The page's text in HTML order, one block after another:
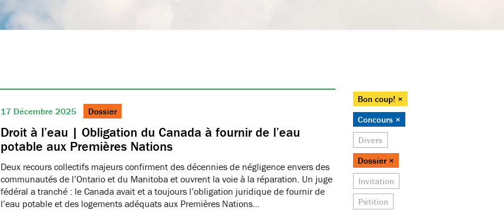
17 Décembre 2025 Dossier
Droit à l’eau | Obligation du Canada à fournir de l’eau
potable aux Premières Nations
Deux recours collectifs majeurs confirment des décennies de négligence envers des
communautés de l’Ontario et du Manitoba et ouvrent la voie à la réparation. Un juge
fédéral a tranché : le Canada avait et a toujours l’obligation juridique de fournir de
l’eau potable et des logements adéquats aux Premières Nations…
Bon coup! ×
Concours ×
Divers
Dossier ×
Invitation
Pétition